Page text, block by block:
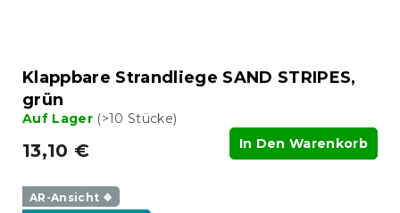
Klappbare Strandliege SAND STRIPES,
grün
Auf Lager (>10 Stücke)
13,10 € In Den Warenkorb
AR-Ansicht ❖